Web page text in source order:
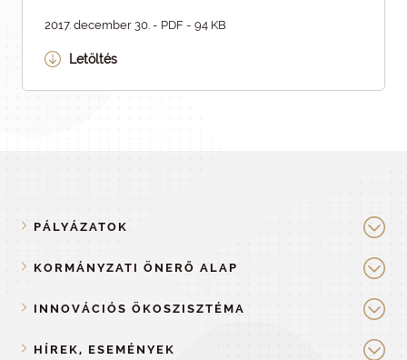
2017. december 30. - PDF - 94 KB
Letöltés
PÁLYÁZATOK
KORMÁNYZATI ÖNERŐ ALAP
INNOVÁCIÓS ÖKOSZISZTÉMA
HÍREK, ESEMÉNYEK